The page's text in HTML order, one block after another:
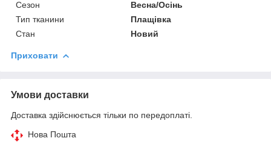
Сезон
Весна/Осінь
Тип тканини
Плащівка
Стан
Новий
Приховати
Умови доставки
Доставка здійснюється тільки по передоплаті.
Нова Пошта